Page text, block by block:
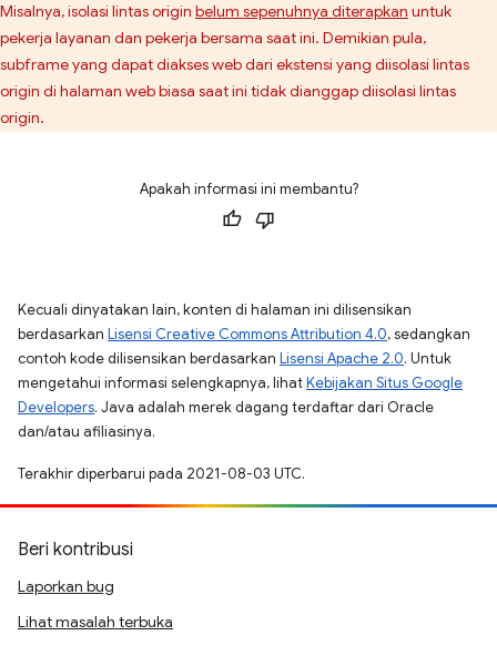
Misalnya, isolasi lintas origin belum sepenuhnya diterapkan untuk
pekerja layanan dan pekerja bersama saat ini. Demikian pula,
subframe yang dapat diakses web dari ekstensi yang diisolasi lintas
origin di halaman web biasa saat ini tidak dianggap diisolasi lintas
origin.
Apakah informasi ini membantu?
Kecuali dinyatakan lain, konten di halaman ini dilisensikan
berdasarkan Lisensi Creative Commons Attribution 4.0, sedangkan
contoh kode dilisensikan berdasarkan Lisensi Apache 2.0. Untuk
mengetahui informasi selengkapnya, lihatKebijakan Situs Google
Developers. Java adalah merek dagang terdaftar dari Oracle
dan/atau afiliasinya.
Terakhir diperbarui pada 2021-08-03 UTC.
Beri kontribusi
Laporkan bug
Lihat masalah terbuka